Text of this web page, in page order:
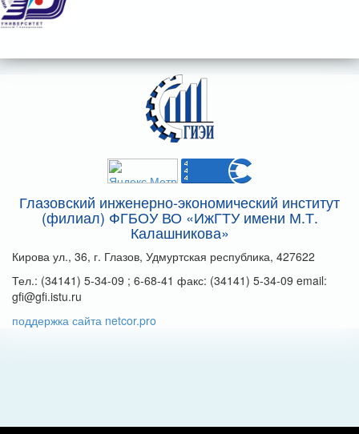
Глазовский инженерно-экономический институт
(филиал) ФГБОУ ВО «ИжГТУ имени М.Т.
Калашникова»
Кирова ул., 36, г. Глазов, Удмуртская республика, 427622
Тел.: (34141) 5-34-09 ; 6-68-41 факс: (34141) 5-34-09 email:
gfi@gfi.istu.ru
поддержка сайта netcor.pro